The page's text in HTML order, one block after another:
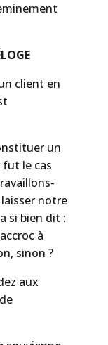
client en
un
le cas
notre
si bien dit :
à
sinon ?
aux